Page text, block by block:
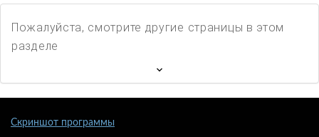
Пожалуйста, смотрите другие страницы в этом
разделе
Скриншот программы